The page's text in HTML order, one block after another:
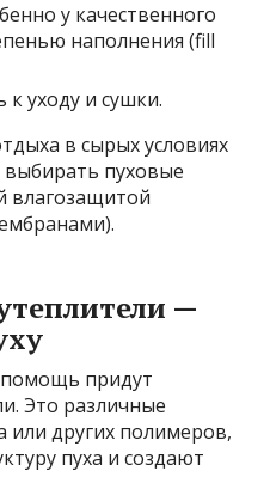
у качественного
наполнения (fill
к уходу и сушки.
в сырых условиях
выбирать пуховые
влагозащитой
—
помощь придут
Это различные
или других полимеров,
пуха и создают